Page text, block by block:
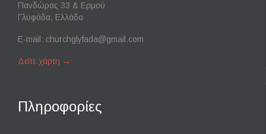
Πανδώρας 33 & Ερμού
Γλυφάδα, Ελλάδα
E-mail: churchglyfada@gmail.com
Δείτε χάρτη →
Πληροφορίες